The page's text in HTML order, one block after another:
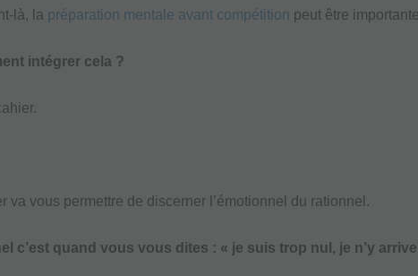
là, la préparation mentale avant compétition peut être
intégrer cela ?
va vous permettre de discerner l’émotionnel du rationnel.
c’est quand vous vous dites : « je suis trop nul, je n’y